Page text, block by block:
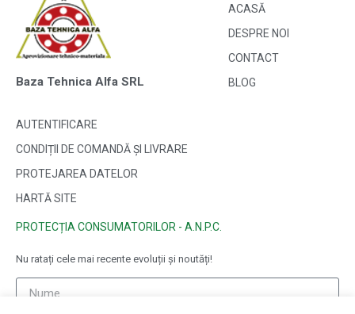
Baza Tehnica Alfa SRL
ACASĂ
DESPRE NOI
CONTACT
BLOG
AUTENTIFICARE
CONDIȚII DE COMANDĂ ȘI LIVRARE
PROTEJAREA DATELOR
HARTĂ SITE
PROTECȚIA CONSUMATORILOR - A.N.P.C.
Nu ratați cele mai recente evoluții și noutăți!